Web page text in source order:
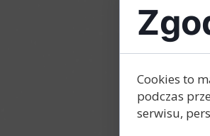
Cookies to
podczas
serwisu,